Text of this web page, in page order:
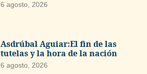
6 agosto, 2026
Asdrúbal Aguiar:El fin de las
tutelas y la hora de la nación
6 agosto, 2026